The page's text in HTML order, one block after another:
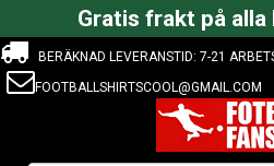
Gratis frakt på
BERÄKNAD LEVERANSTID: 7-21
FOOTBALLSHIRTSCOOL@GMAIL.COM